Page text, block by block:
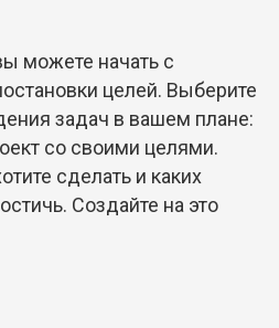
можете начать с
целей. Выберите
задач в вашем плане:
со своими целями.
сделать и каких
Создайте на это